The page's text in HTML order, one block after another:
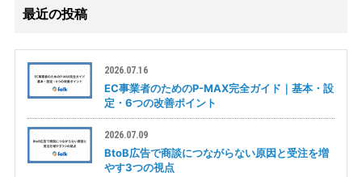
最近の投稿
2026.07.16
EC事業者のためのP-MAX完全ガイド｜基本・設
定・6つの改善ポイント
2026.07.09
BtoB広告で商談につながらない原因と受注を増
やす3つの視点